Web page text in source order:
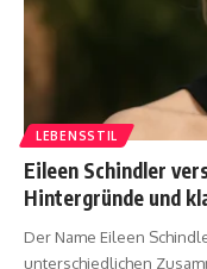
LEBENSSTIL
Eileen Schindler
Hintergründe und
Der Name Eileen
unterschiedlichen